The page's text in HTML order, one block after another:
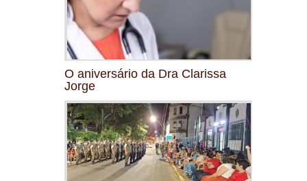
O aniversário da Dra Clarissa
Jorge